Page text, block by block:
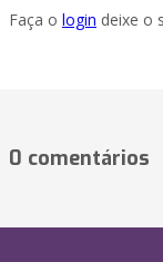
Faça o login deixe o
0 comentários